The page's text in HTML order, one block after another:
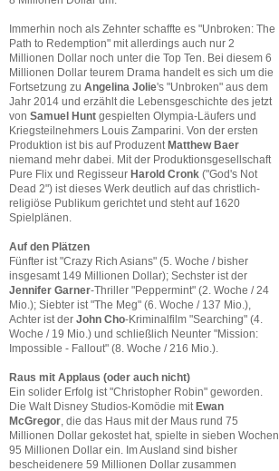
Immerhin noch als Zehnter schaffte es "Unbroken: The
Path to Redemption" mit allerdings auch nur 2
Millionen Dollar noch unter die Top Ten. Bei diesem 6
Millionen Dollar teurem Drama handelt es sich um die
Fortsetzung zu Angelina Jolie's "Unbroken" aus dem
Jahr 2014 und erzählt die Lebensgeschichte des jetzt
von Samuel Hunt gespielten Olympia-Läufers und
Kriegsteilnehmers Louis Zamparini. Von der ersten
Produktion ist bis auf Produzent Matthew Baer
niemand mehr dabei. Mit der Produktionsgesellschaft
Pure Flix und Regisseur Harold Cronk ("God's Not
Dead 2") ist dieses Werk deutlich auf das christlich-
religiöse Publikum gerichtet und steht auf 1620
Spielplänen.
Auf den Plätzen
Fünfter ist "Crazy Rich Asians" (5. Woche / bisher
insgesamt 149 Millionen Dollar); Sechster ist der
Jennifer Garner-Thriller "Peppermint" (2. Woche / 24
Mio.); Siebter ist "The Meg" (6. Woche / 137 Mio.),
Achter ist der John Cho-Kriminalfilm "Searching" (4.
Woche / 19 Mio.) und schließlich Neunter "Mission:
Impossible - Fallout" (8. Woche / 216 Mio.).
Raus mit Applaus (oder auch nicht)
Ein solider Erfolg ist "Christopher Robin" geworden.
Die Walt Disney Studios-Komödie mit Ewan
McGregor , die das Haus mit der Maus rund 75
Millionen Dollar gekostet hat, spielte in sieben Wochen
95 Millionen Dollar ein. Im Ausland sind bisher
bescheidenere 59 Millionen Dollar zusammen